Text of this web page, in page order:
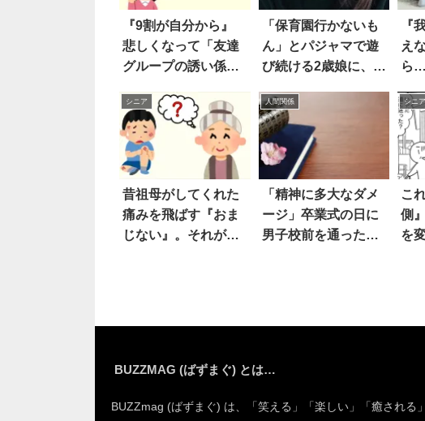
『9割が自分から』
悲しくなって「友達
グループの誘い係」
話題に
「保育園行かないも
ん」とパジャマで遊
び続ける2歳娘に、母
『
え
ら
シニア
昔祖母がしてくれた
痛みを飛ばす『おま
じない』。それが
人間関係
「精神に多大なダメ
ージ」卒業式の日に
男子校前を通った
シニア
こ
側
を
BUZZMAG (ばずまぐ) とは…
BUZZmag (ばずまぐ) は、「笑える」「楽しい」「癒される